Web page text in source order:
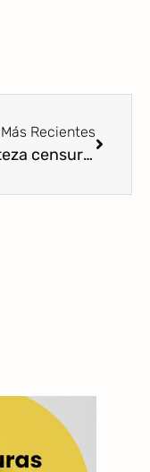
Más Recientes
La tristeza censurada